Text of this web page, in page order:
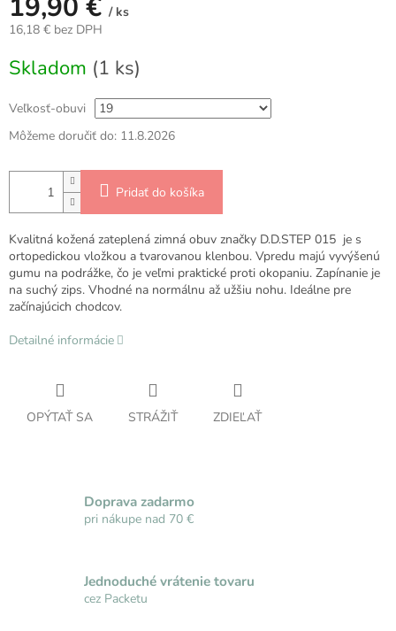
19,90 € / ks
16,18 € bez DPH
cena:
Skladom (1 ks)
Veľkosť-obuvi
Môžeme doručiť do: 11.8.2026
Pridať do košíka
Kvalitná kožená zateplená zimná obuv značky D.D.STEP 015 je s
ortopedickou vložkou a tvarovanou klenbou. Vpredu majú vyvýšenú
gumu na podrážke, čo je veľmi praktické proti okopaniu. Zapínanie je
na suchý zips. Vhodné na normálnu až užšiu nohu. Ideálne pre
začínajúcich chodcov.
Detailné informácie
OPÝTAŤ SA STRÁŽIŤ ZDIEĽAŤ
Doprava zadarmo
pri nákupe nad 70 €
Jednoduché vrátenie tovaru
cez Packetu